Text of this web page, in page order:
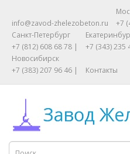
info@zavod-zhelezobeton.ru
+7
Санкт-Петербург
+7 (812) 608 68 78 |
+7 (343) 235
Новосибирск
+7 (383) 207 96 46 |
Контакты